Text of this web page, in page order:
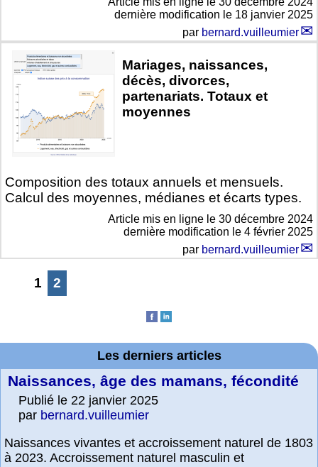
dernière modification le 18 janvier 2025
par bernard.vuilleumier
Mariages, naissances,
décès, divorces,
partenariats. Totaux et
moyennes
Composition des totaux annuels et mensuels.
Calcul des moyennes, médianes et écarts types.
Article mis en ligne le 30 décembre 2024
dernière modification le 4 février 2025
par bernard.vuilleumier
1 2
Les derniers articles
Naissances, âge des mamans, fécondité
Publié le 22 janvier 2025
par bernard.vuilleumier
Naissances vivantes et accroissement naturel de 1803
à 2023. Accroissement naturel masculin et